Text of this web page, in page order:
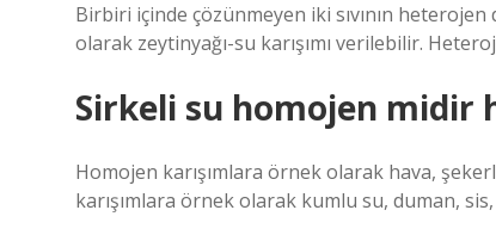
Birbiri içinde çözünmeyen iki sıvının
olarak zeytinyağı-su karışımı verilebilir.
Sirkeli su homojen midir
Homojen karışımlara örnek olarak hava,
karışımlara örnek olarak kumlu su, duman,